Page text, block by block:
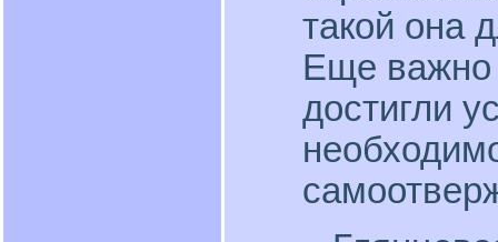
такой она
Еще важно
достигли